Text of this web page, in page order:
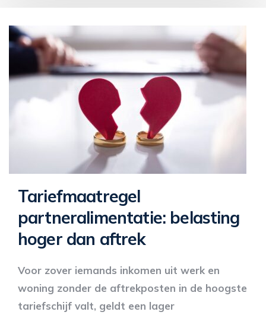
Tariefmaatregel
partneralimentatie: belasting
hoger dan aftrek
Voor zover iemands inkomen uit werk en
woning zonder de aftrekposten in de hoogste
tariefschijf valt, geldt een lager